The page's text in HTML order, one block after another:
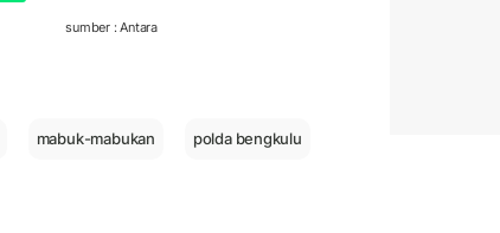
sumber : Antara
mabuk-mabukan polda bengkulu